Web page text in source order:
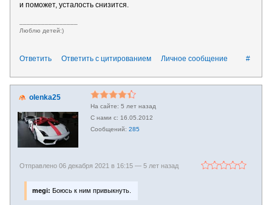
и поможет, усталость снизится.
Люблю детей:)
#
Ответить Ответить с цитированием Личное сообщение
olenka25
5 лет назад
16.05.2012
285
Отправлено 06 декабря 2021 в 16:15 — 5 лет назад
megi: Боюсь к ним привыкнуть.